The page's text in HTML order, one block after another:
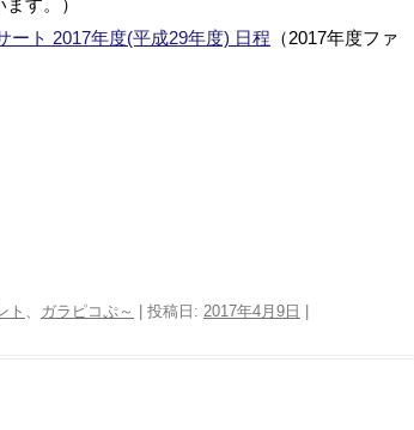
す。）
ート 2017年度(平成29年度) 日程 （2017年度ファ
ト 、 ガラピコぷ～ | 投稿日: 2017年4月9日